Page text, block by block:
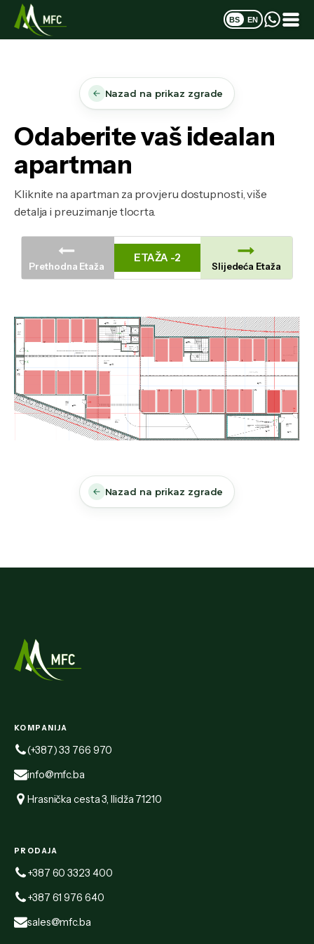
BS EN
Nazad na prikaz zgrade
Odaberite vaš idealan
apartman
Kliknite na apartman za provjeru dostupnosti, više
detalja i preuzimanje tlocrta.
Prethodna Etaža
ETAŽA -2
Slijedeća Etaža
Nazad na prikaz zgrade
KOMPANIJA
(+387) 33 766 970
info@mfc.ba
Hrasnička cesta 3, Ilidža 71210
PRODAJA
+387 60 3323 400
+387 61 976 640
sales@mfc.ba